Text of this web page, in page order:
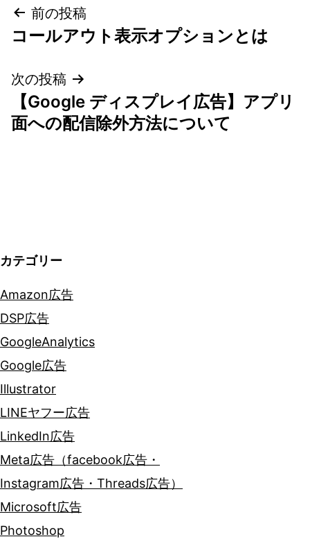
投
稿
ナ
ビ
ン
前の投稿
コールアウト表示オプションとは
次の投稿
【Google ディスプレイ広告】アプリ
面への配信除外方法について
カテゴリー
Amazon広告
DSP広告
GoogleAnalytics
Google広告
Illustrator
LINEヤフー広告
LinkedIn広告
Meta広告（facebook広告・
Instagram広告・Threads広告）
Microsoft広告
Photoshop